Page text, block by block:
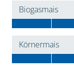
Biogasmais
Körnermais